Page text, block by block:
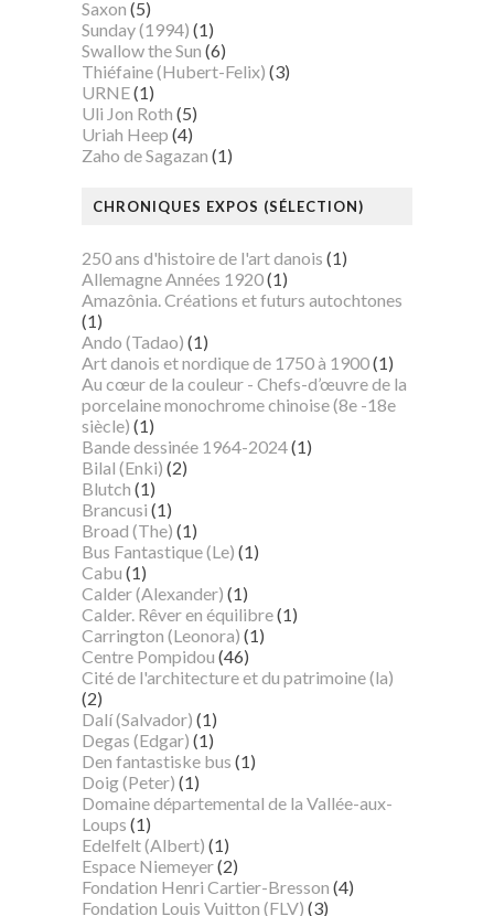
Saxon (5)
Sunday (1994) (1)
Swallow the Sun (6)
Thiéfaine (Hubert-Felix) (3)
URNE(1)
Uli Jon Roth (5)
Uriah Heep (4)
Zaho de Sagazan (1)
CHRONIQUES EXPOS (SÉLECTION)
250 ans d'histoire de l'art danois (1)
Allemagne Années 1920(1)
Amazônia. Créations et futurs autochtones
(1)
Ando (Tadao) (1)
Art danois et nordique de 1750 à 1900(1)
Au cœur de la couleur - Chefs-d’œuvre de la
porcelaine monochrome chinoise (8e -18e
siècle) (1)
Bande dessinée 1964-2024(1)
Bilal (Enki) (2)
Blutch (1)
Brancusi (1)
Broad (The) (1)
Bus Fantastique (Le) (1)
Cabu (1)
Calder (Alexander) (1)
Calder. Rêver en équilibre(1)
Carrington (Leonora) (1)
Centre Pompidou (46)
Cité de l'architecture et du patrimoine (la)
(2)
Dalí (Salvador) (1)
Degas (Edgar) (1)
Den fantastiske bus (1)
Doig (Peter) (1)
Domaine départemental de la Vallée-aux-
Loups (1)
Edelfelt (Albert) (1)
Espace Niemeyer(2)
Fondation Henri Cartier-Bresson (4)
Fondation Louis Vuitton (FLV) (3)